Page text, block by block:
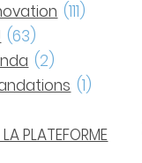
(111)
(63)
(2)
(1)
PLATEFORME